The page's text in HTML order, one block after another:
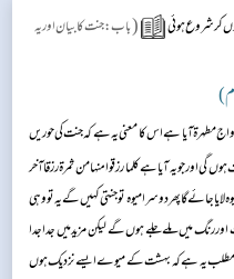
کر شروع ہوئی (باب : جنت کا بیان اور یہ
مطہرۃآیا ہے اس کا معنی یہ ہے کہ جنت کی حوریں
جویہ آیا ہے کلما رزقوا منہا من ثمرۃ رزقا آخر
گا پھر دوسرا میوہ تو جنتی کہیں گے یہ تو وہی
رنگ میں ملے جلے ہوں گے لیکن مزید میں جدا جدا
کا مطلب یہ ہے کہ بہشت کے میوے ایسے نزدیک ہوں